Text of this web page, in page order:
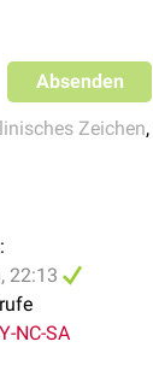
Absenden
Zeichen,
22:13
NC-SA